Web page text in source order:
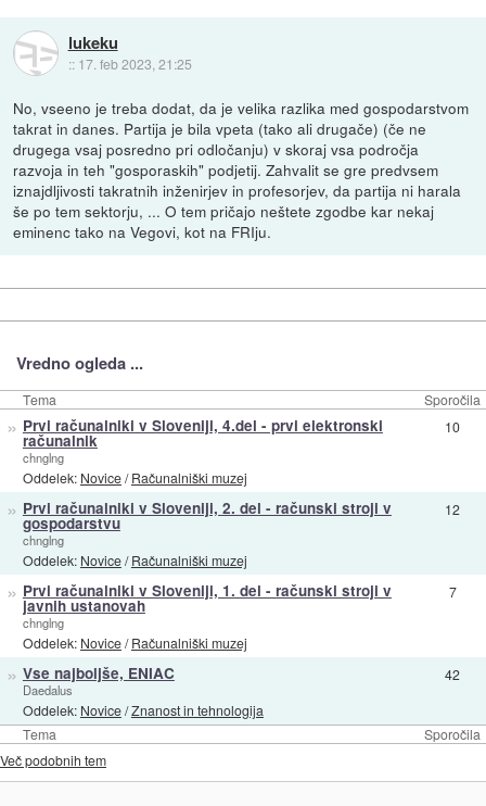
lukeku
:: 17. feb 2023, 21:25
No, vseeno je treba dodat, da je velika razlika med gospodarstvom
takrat in danes. Partija je bila vpeta (tako ali drugače) (če ne
drugega vsaj posredno pri odločanju) v skoraj vsa področja
razvoja in teh "gosporaskih" podjetij. Zahvalit se gre predvsem
iznajdljivosti takratnih inženirjev in profesorjev, da partija ni harala
še po tem sektorju, ... O tem pričajo neštete zgodbe kar nekaj
eminenc tako na Vegovi, kot na FRIju.
Vredno ogleda ...
Tema Sporočila
Tema Sporočila
» Prvi računalniki v Sloveniji, 4.del - prvi elektronski
računalnik
chnglng
Oddelek: Novice/Računalniški muzej
10
» Prvi računalniki v Sloveniji, 2. del - računski stroji v
gospodarstvu
chnglng
Oddelek: Novice/Računalniški muzej
12
» Prvi računalniki v Sloveniji, 1. del - računski stroji v
javnih ustanovah
chnglng
Oddelek: Novice/Računalniški muzej
7
» Vse najboljše, ENIAC
Daedalus
Oddelek: Novice/Znanost in tehnologija
42
Več podobnih tem